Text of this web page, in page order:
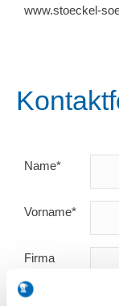
www.stoeckel-
Name*
Vorname*
Firma